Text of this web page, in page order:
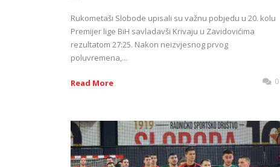
Rukometaši Slobode upisali su važnu pobjedu u 20. kolu
Premijer lige BiH savladavši Krivaju u Zavidovićima
rezultatom 27:25. Nakon neizvjesnog prvog
poluvremena,...
Read More 0